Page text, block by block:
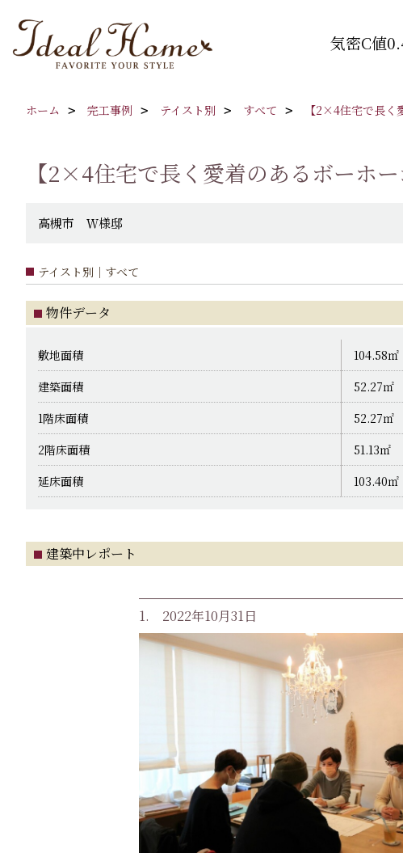
気密C値
ホーム 完工事例 テイスト別 すべて 【2×4住宅で長く
【2×4住宅で長く愛着のあるボーホ
高槻市 Ｗ様邸
テイスト別｜すべて
物件データ
敷地面積
104.58㎡
建築面積
52.27㎡
1階床面積
52.27㎡
2階床面積
51.13㎡
延床面積
103.40㎡
建築中レポート
1. 2022年10月31日